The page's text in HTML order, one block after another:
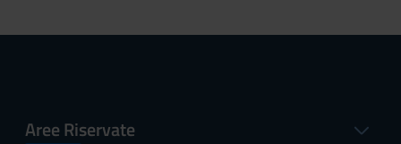
Aree Riservate